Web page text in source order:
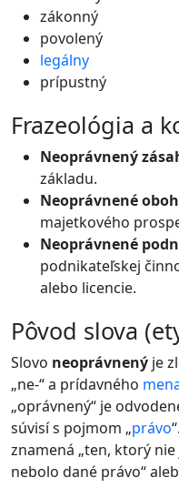
zákonný
povolený
legálny
prípustný
frazeológia a
Neoprávnený
základu.
Neoprávnené
majetkového
Neoprávnené
podnikateľskej
alebo licencie.
pôvod slova
Slovo neoprávnený je
„ne-“ a prídavného
„oprávnený“ je
súvisí s pojmom „právo
znamená „ten, ktorý
nebolo dané právo“